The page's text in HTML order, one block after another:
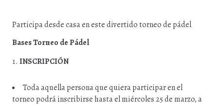
Participa desde casa en este divertido torneo de pádel
Bases Torneo de Pádel
INSCRIPCIÓN
Toda aquella persona que quiera participar en el
torneo podrá inscribirse hasta el miércoles 25 de marzo, a